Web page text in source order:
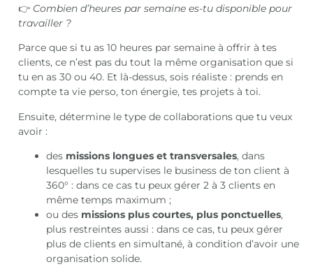
👉 Combien d’heures par semaine es-tu disponible pour
travailler ?
Parce que si tu as 10 heures par semaine à offrir à tes
clients, ce n’est pas du tout la même organisation que si
tu en as 30 ou 40. Et là-dessus, sois réaliste : prends en
compte ta vie perso, ton énergie, tes projets à toi.
Ensuite, détermine le type de collaborations que tu veux
avoir :
des missions longues et transversales, dans
lesquelles tu supervises le business de ton client à
360° : dans ce cas tu peux gérer 2 à 3 clients en
même temps maximum ;
ou des missions plus courtes, plus ponctuelles,
plus restreintes aussi : dans ce cas, tu peux gérer
plus de clients en simultané, à condition d’avoir une
organisation solide.